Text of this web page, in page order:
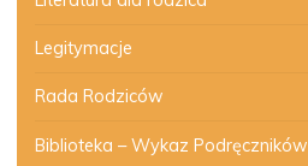
Legitymacje
Rada Rodziców
Biblioteka – Wykaz Podręczników